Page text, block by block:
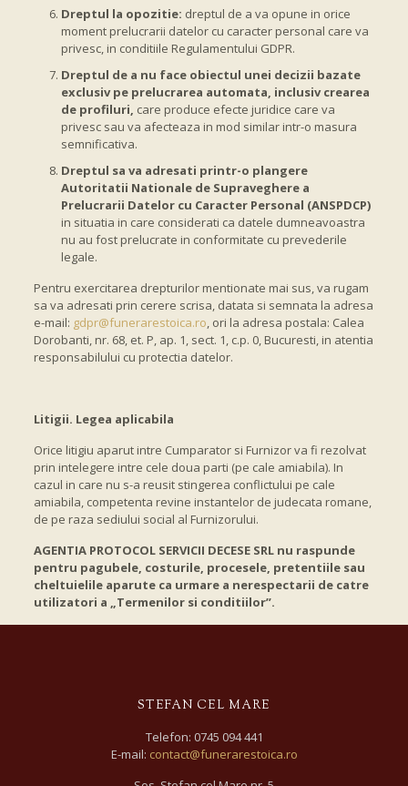
Dreptul la opozitie: dreptul de a va opune in orice
moment prelucrarii datelor cu caracter personal care va
privesc, in conditiile Regulamentului GDPR.
Dreptul de a nu face obiectul unei decizii bazate
exclusiv pe prelucrarea automata, inclusiv crearea
de profiluri, care produce efecte juridice care va
privesc sau va afecteaza in mod similar intr-o masura
semnificativa.
Dreptul sa va adresati printr-o plangere
Autoritatii Nationale de Supraveghere a
Prelucrarii Datelor cu Caracter Personal (ANSPDCP)
in situatia in care considerati ca datele dumneavoastra
nu au fost prelucrate in conformitate cu prevederile
legale.
Pentru exercitarea drepturilor mentionate mai sus, va rugam
sa va adresati prin cerere scrisa, datata si semnata la adresa
e-mail: gdpr@funerarestoica.ro, ori la adresa postala: Calea
Dorobanti, nr. 68, et. P, ap. 1, sect. 1, c.p. 0, Bucuresti, in atentia
responsabilului cu protectia datelor.
Litigii. Legea aplicabila
Orice litigiu aparut intre Cumparator si Furnizor va fi rezolvat
prin intelegere intre cele doua parti (pe cale amiabila). In
cazul in care nu s-a reusit stingerea conflictului pe cale
amiabila, competenta revine instantelor de judecata romane,
de pe raza sediului social al Furnizorului.
AGENTIA PROTOCOL SERVICII DECESE SRL nu raspunde
pentru pagubele, costurile, procesele, pretentiile sau
cheltuielile aparute ca urmare a nerespectarii de catre
utilizatori a „Termenilor si conditiilor”.
STEFAN CEL MARE
Telefon: 0745 094 441
E-mail: contact@funerarestoica.ro